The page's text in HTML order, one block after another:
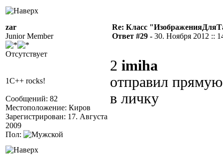
zar
Junior Member
Отсутствует
1C++ rocks!
Сообщений: 82
Местоположение: Киров
Зарегистрирован: 17. Августа
2009
Пол:
Re: Класс
Ответ #29 - 30. Ноября 2012 ::
2 imiha
отправил
в личку